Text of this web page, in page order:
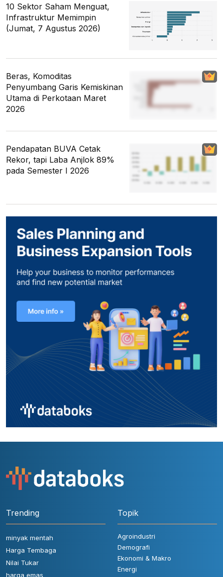
10 Sektor Saham Menguat,
Infrastruktur Memimpin
(Jumat, 7 Agustus 2026)
Beras, Komoditas
Penyumbang Garis Kemiskinan
Utama di Perkotaan Maret
2026
Pendapatan BUVA Cetak
Rekor, tapi Laba Anjlok 89%
pada Semester I 2026
Trending
minyak mentah
Harga Tembaga
Nilai Tukar
harga emas
Topik
Agroindustri
Demografi
Ekonomi & Makro
Energi